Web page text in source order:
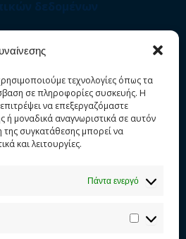
τεχνολογίες όπως τα
σε πληροφορίες συσκευής. Η
να επεξεργαζόμαστε
μοναδικά αναγνωριστικά σε αυτόν
συγκατάθεσης μπορεί να
και λειτουργίες.
Πάντα ενεργό
Στατιστικά